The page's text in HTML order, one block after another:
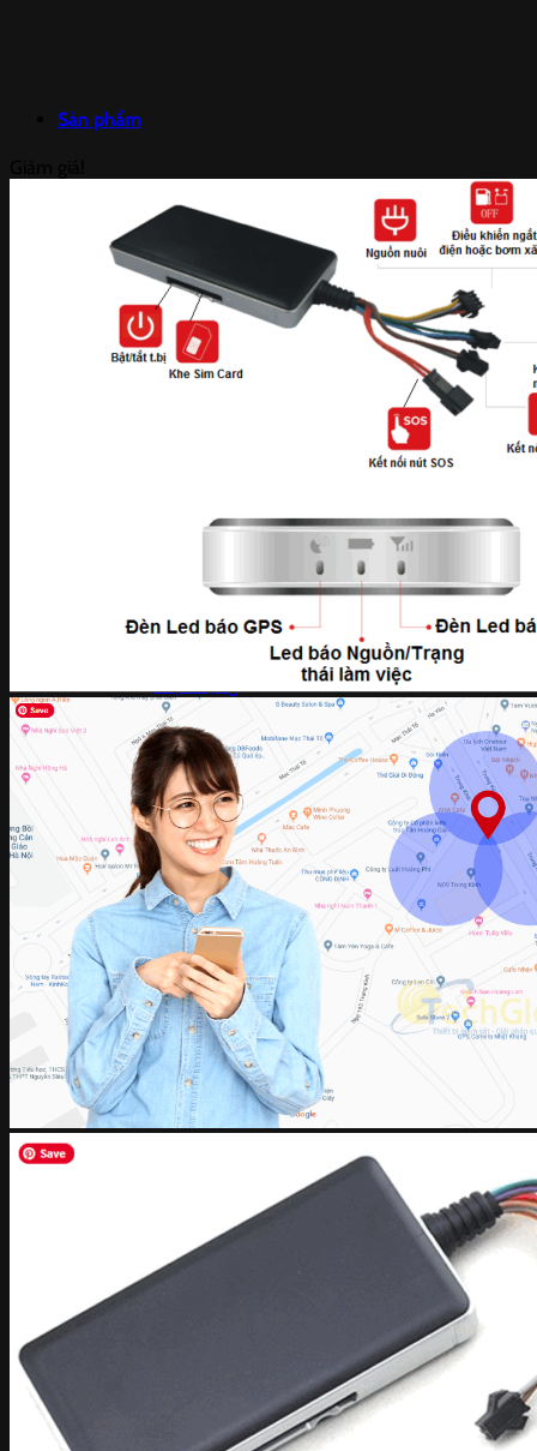
Sản phẩm
Camera IP DAHUA
Camera giám sát trọn bộ
Đầu ghi hình HIKVISION
CAMERA IP HIKVISION
Camera EZVIZ
Camera ngụy trang
5. Thiết bị máy chủ
Server thiết bị máy chủ phụ kiện
SERVER DELL
Thiết bị Storage
Linh kiện
Thiết bị UPS
Máy tính học tập làm việc
4. Thiết bị nhà thông minh
Trung tâm điều khiển Nhà thông minh
Công tắc và ổ cắm nhà thông minh
Cảm Biến kết nối với Trung tâm
Báo Động chống trộm
Báo trộm qua bộ trung tâm
Báo trộm độc lập
Máy chấm công
Chuông cửa có hình
Thiết bị định vị GPS ô tô xe máy
Thiết bị định vị GPS (Chạy nguồn)
Thiết bị định vị GPS (Chạy PIN) Không dây
PHỤ KIỆN ĐỊNH VỊ và THẺ NHỚ
Dịch vụ
Marketing Online
Thiết kế website chuẩn SEO